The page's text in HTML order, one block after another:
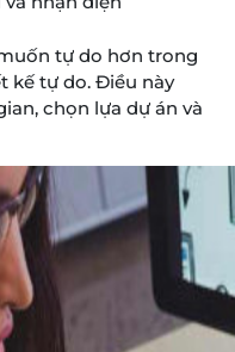
tự do hơn trong
kế tự do. Điều này
chọn lựa dự án và